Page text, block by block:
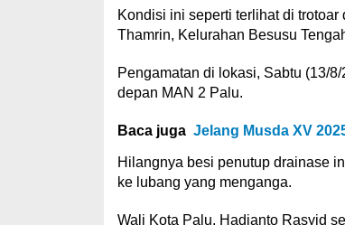
Kondisi ini seperti terlihat di
Thamrin, Kelurahan Besusu
Pengamatan di lokasi, Sabtu (13/
depan MAN 2 Palu.
Baca juga Jelang Musda XV
Hilangnya besi penutup drainase
ke lubang yang menganga.
Wali Kota Palu, Hadianto Rasyid